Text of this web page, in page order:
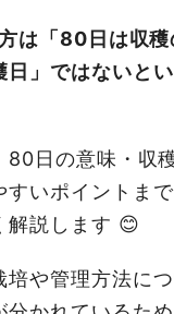
は「80日は収
日」ではないと
80日の意味・収
すいポイントま
解説します 😊
培や管理方法に